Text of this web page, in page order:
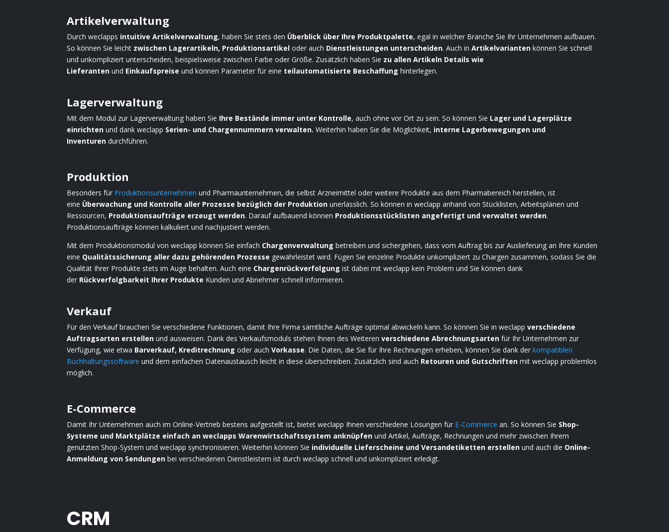
Artikelverwaltung
Durch weclapps intuitive Artikelverwaltung, haben Sie stets den Überblick über Ihre Produktpalette, egal in welcher Branche Sie Ihr Unternehmen aufbauen.
So können Sie leicht zwischen Lagerartikeln, Produktionsartikel oder auch Dienstleistungen unterscheiden. Auch in Artikelvarianten können Sie schnell
und unkompliziert unterscheiden, beispielsweise zwischen Farbe oder Größe. Zusätzlich haben Sie zu allen Artikeln Details wie
Lieferanten und Einkaufspreise und können Parameter für eine teilautomatisierte Beschaffung hinterlegen.
Lagerverwaltung
Mit dem Modul zur Lagerverwaltung haben Sie Ihre Bestände immer unter Kontrolle, auch ohne vor Ort zu sein. So können Sie Lager und Lagerplätze
einrichten und dank weclapp Serien- und Chargennummern verwalten. Weiterhin haben Sie die Möglichkeit, interne Lagerbewegungen und
Inventuren durchführen.
Produktion
Besonders für Produktionsunternehmen und Pharmaunternehmen, die selbst Arzneimittel oder weitere Produkte aus dem Pharmabereich herstellen, ist
eine Überwachung und Kontrolle aller Prozesse bezüglich der Produktion unerlässlich. So können in weclapp anhand von Stücklisten, Arbeitsplänen und
Ressourcen, Produktionsaufträge erzeugt werden. Darauf aufbauend können Produktionsstücklisten angefertigt und verwaltet werden.
Produktionsaufträge können kalkuliert und nachjustiert werden.
Mit dem Produktionsmodul von weclapp können Sie einfach Chargenverwaltung betreiben und sichergehen, dass vom Auftrag bis zur Auslieferung an Ihre Kunden
eine Qualitätssicherung aller dazu gehörenden Prozesse gewährleistet wird. Fügen Sie einzelne Produkte unkompliziert zu Chargen zusammen, sodass Sie die
Qualität Ihrer Produkte stets im Auge behalten. Auch eine Chargenrückverfolgung ist dabei mit weclapp kein Problem und Sie können dank
der Rückverfolgbarkeit Ihrer Produkte Kunden und Abnehmer schnell informieren.
Verkauf
Für den Verkauf brauchen Sie verschiedene Funktionen, damit Ihre Firma sämtliche Aufträge optimal abwickeln kann. So können Sie in weclapp verschiedene
Auftragsarten erstellen und ausweisen. Dank des Verkaufsmoduls stehen Ihnen des Weiteren verschiedene Abrechnungsarten für Ihr Unternehmen zur
Verfügung, wie etwa Barverkauf, Kreditrechnung oder auch Vorkasse. Die Daten, die Sie für Ihre Rechnungen erheben, können Sie dank der kompatiblen
Buchhaltungssoftware und dem einfachen Datenaustausch leicht in diese überschreiben. Zusätzlich sind auch Retouren und Gutschriften mit weclapp problemlos
möglich.
E-Commerce
Damit Ihr Unternehmen auch im Online-Vertrieb bestens aufgestellt ist, bietet weclapp Ihnen verschiedene Lösungen für E-Commerce an. So können Sie Shop-
Systeme und Marktplätze einfach an weclapps Warenwirtschaftssystem anknüpfen und Artikel, Aufträge, Rechnungen und mehr zwischen Ihrem
genutzten Shop-System und weclapp synchronisieren. Weiterhin können Sie individuelle Lieferscheine und Versandetiketten erstellen und auch die Online-
Anmeldung von Sendungen bei verschiedenen Dienstleistern ist durch weclapp schnell und unkompliziert erledigt.
CRM